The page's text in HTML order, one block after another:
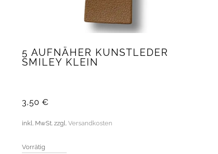
5 AUFNÄHER KUNSTLEDER
SMILEY KLEIN
3,50 €
inkl. MwSt. zzgl. Versandkosten
Vorrätig